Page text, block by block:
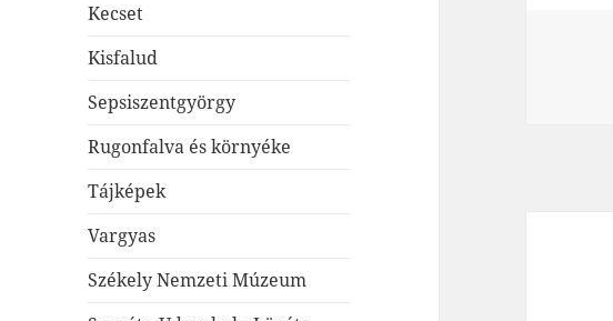
Kecset
Kisfalud
Sepsiszentgyörgy
Rugonfalva és környéke
Tájképek
Vargyas
Székely Nemzeti Múzeum